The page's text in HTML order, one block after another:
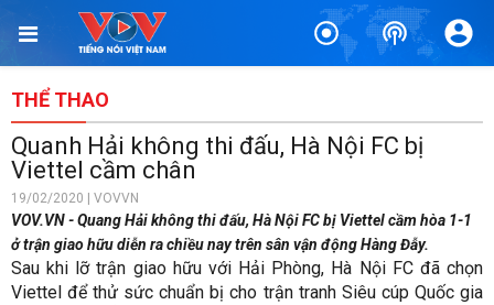
THỂ THAO
Quanh Hải không thi đấu, Hà Nội FC bị
Viettel cầm chân
19/02/2020 | VOVVN
VOV.VN - Quang Hải không thi đấu, Hà Nội FC bị Viettel cầm hòa 1-1
ở trận giao hữu diễn ra chiều nay trên sân vận động Hàng Đẫy.
Sau khi lỡ trận giao hữu với Hải Phòng, Hà Nội FC đã chọn
Viettel để thử sức chuẩn bị cho trận tranh Siêu cúp Quốc gia